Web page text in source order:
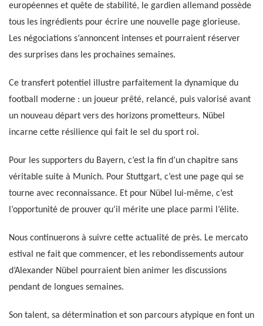
européennes et quête de stabilité, le gardien allemand possède
tous les ingrédients pour écrire une nouvelle page glorieuse.
Les négociations s’annoncent intenses et pourraient réserver
des surprises dans les prochaines semaines.
Ce transfert potentiel illustre parfaitement la dynamique du
football moderne : un joueur prêté, relancé, puis valorisé avant
un nouveau départ vers des horizons prometteurs. Nübel
incarne cette résilience qui fait le sel du sport roi.
Pour les supporters du Bayern, c’est la fin d’un chapitre sans
véritable suite à Munich. Pour Stuttgart, c’est une page qui se
tourne avec reconnaissance. Et pour Nübel lui-même, c’est
l’opportunité de prouver qu’il mérite une place parmi l’élite.
Nous continuerons à suivre cette actualité de près. Le mercato
estival ne fait que commencer, et les rebondissements autour
d’Alexander Nübel pourraient bien animer les discussions
pendant de longues semaines.
Son talent, sa détermination et son parcours atypique en font un